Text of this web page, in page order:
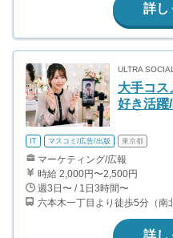
詳し
ULTRA
大手コス
好き活躍
IT マスコミ/広告/出版 東京都
マーケティング/広報
時給 2,000円〜2,500円
週3日〜 / 1日3時間〜
詳し